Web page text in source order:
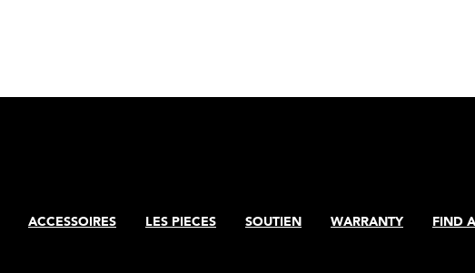
ACCESSOIRES LES PIECES SOUTIEN WARRANTY FIND